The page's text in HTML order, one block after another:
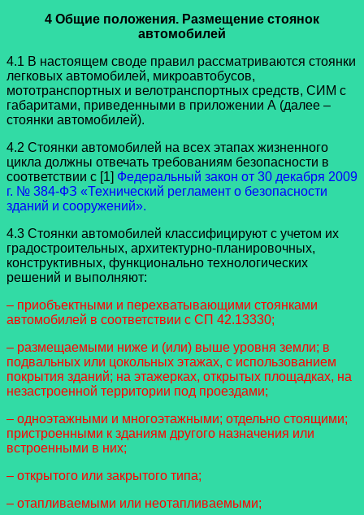
4 Общие положения. Размещение стоянок
автомобилей
4.1 В настоящем своде правил рассматриваются стоянки
легковых автомобилей, микроавтобусов,
мототранспортных и велотранспортных средств, СИМ с
габаритами, приведенными в приложении А (далее –
стоянки автомобилей).
4.2 Стоянки автомобилей на всех этапах жизненного
цикла должны отвечать требованиям безопасности в
соответствии с [1] Федеральный закон от 30 декабря 2009
г. № 384-ФЗ «Технический регламент о безопасности
зданий и сооружений».
4.3 Стоянки автомобилей классифицируют с учетом их
градостроительных, архитектурно-планировочных,
конструктивных, функционально технологических
решений и выполняют:
– приобъектными и перехватывающими стоянками
автомобилей в соответствии с СП 42.13330;
– размещаемыми ниже и (или) выше уровня земли; в
подвальных или цокольных этажах, с использованием
покрытия зданий; на этажерках, открытых площадках, на
незастроенной территории под проездами;
– одноэтажными и многоэтажными; отдельно стоящими;
пристроенными к зданиям другого назначения или
встроенными в них;
– открытого или закрытого типа;
– отапливаемыми или неотапливаемыми;